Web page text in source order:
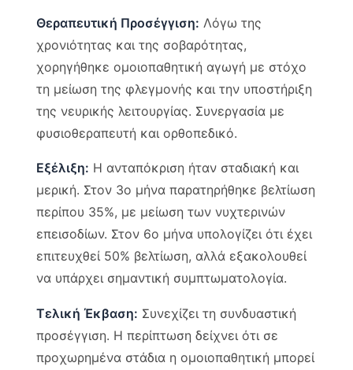
Θεραπευτική Προσέγγιση: Λόγω της
χρονιότητας και της σοβαρότητας,
χορηγήθηκε ομοιοπαθητική αγωγή με στόχο
τη μείωση της φλεγμονής και την υποστήριξη
της νευρικής λειτουργίας. Συνεργασία με
φυσιοθεραπευτή και ορθοπεδικό.
Εξέλιξη: Η ανταπόκριση ήταν σταδιακή και
μερική. Στον 3ο μήνα παρατηρήθηκε βελτίωση
περίπου 35%, με μείωση των νυχτερινών
επεισοδίων. Στον 6ο μήνα υπολογίζει ότι έχει
επιτευχθεί 50% βελτίωση, αλλά εξακολουθεί
να υπάρχει σημαντική συμπτωματολογία.
Τελική Έκβαση: Συνεχίζει τη συνδυαστική
προσέγγιση. Η περίπτωση δείχνει ότι σε
προχωρημένα στάδια η ομοιοπαθητική μπορεί